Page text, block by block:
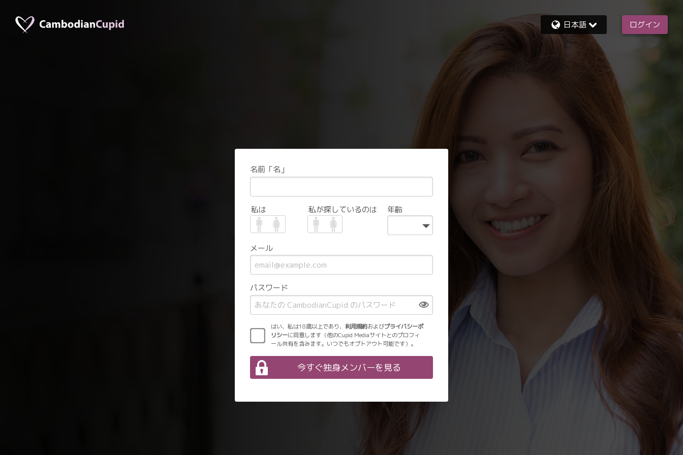
日本語 ログイン
名前「名」
私は 私が探しているのは 年齢
メール
パスワード
はい、私は18歳以上であり、 利用規約およびプライバシーポ
リシーに同意します（他のCupid Mediaサイトとのプロフィ
ール共有を含みます。いつでもオプトアウト可能です）。
今すぐ独身メンバーを見る